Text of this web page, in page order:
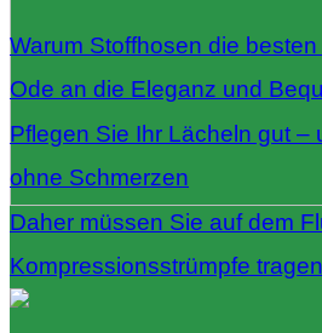
Warum Stoffhosen die
Ode an die Eleganz und
Pflegen Sie Ihr Lächeln gut –
ohne Schmerzen
Daher müssen Sie auf dem
Kompressionsstrümpfe tragen